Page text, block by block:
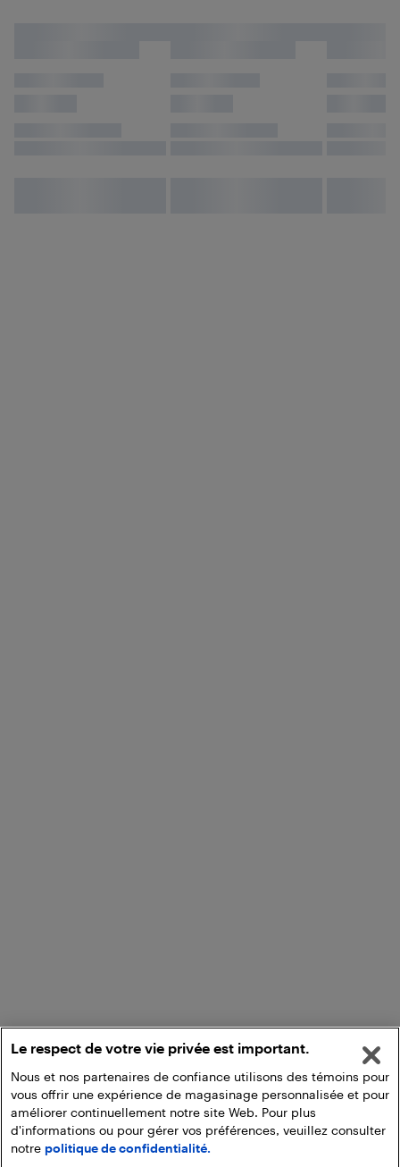
Ajouter au panier
Le respect de votre vie privée est important.
Nous et nos partenaires de confiance utilisons des témoins pour
vous offrir une expérience de magasinage personnalisée et pour
améliorer continuellement notre site Web. Pour plus
d'informations ou pour gérer vos préférences, veuillez consulter
notre politique de confidentialité.